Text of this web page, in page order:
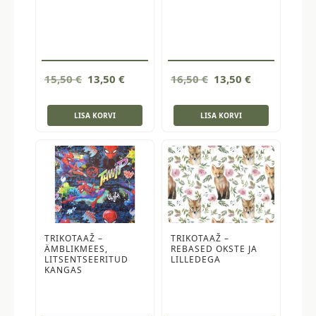
15,50€ Algne
oli:
15,50 €.
13,50 €Current
is:
LISA KORVI
16,50€ Algne
oli:
16,50 €.
13,50 €Current
is:
LISA KORVI
TRIKOTAAŽ –
ÄMBLIKMEES,
LITSENTSEERITUD
KANGAS
TRIKOTAAŽ –
REBASED OKSTE JA
LILLEDEGA